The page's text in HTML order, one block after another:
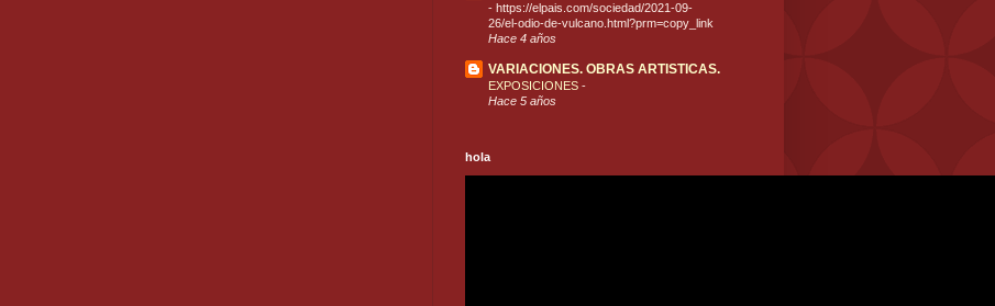
- https://elpais.com/sociedad/2021-09-
26/el-odio-de-vulcano.html?prm=copy_link
Hace 4 años
VARIACIONES. OBRAS ARTISTICAS.
EXPOSICIONES -
Hace 5 años
hola